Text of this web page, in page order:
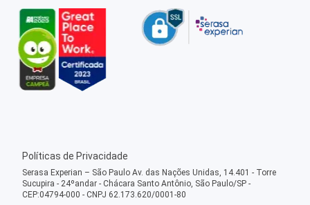
Políticas de Privacidade
Serasa Experian – São Paulo Av. das Nações Unidas, 14.401 - Torre
Sucupira - 24ºandar - Chácara Santo Antônio, São Paulo/SP -
CEP:04794-000 - CNPJ 62.173.620/0001-80